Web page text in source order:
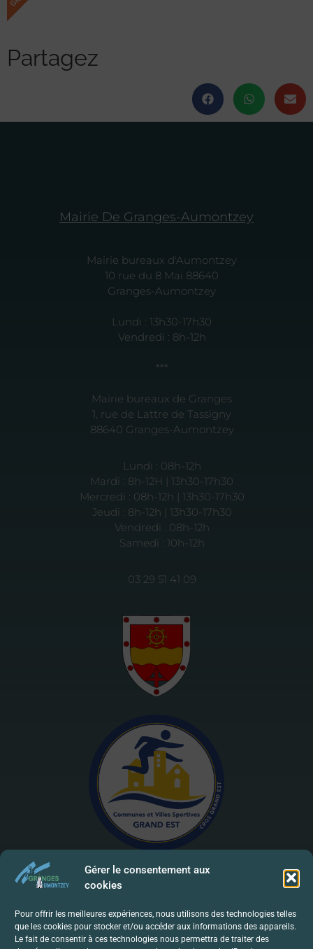
Gérer le consentement aux
cookies
Pour offrir les meilleures expériences, nous utilisons des technologies telles
que les cookies pour stocker et/ou accéder aux informations des appareils.
Le fait de consentir à ces technologies nous permettra de traiter des
Partagez
Mairie De Granges-Aumontzey
Mairie bureaux d'Aumontzey
10 rue du 8 Mai 88640
Granges-Aumontzey
Lundi : 13h30-17h30
Vendredi : 8h-12h
***
Mairie bureaux de Granges
1, rue de Lattre de Tassigny
88640 Granges-Aumontzey
Lundi : 08h-12h
Mardi : 8h-12H | 13h30-17h30
Mercredi : 08h-12h | 13h30-17h30
Jeudi : 8h-12h | 13h30-17h30
Vendredi : 08h-12h
Samedi : 10h-12h
03 29 51 41 09
Mentions Légales | RGPD
Politique De Confidentialité